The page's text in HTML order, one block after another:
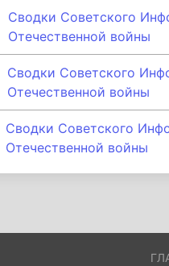
Сводки Советского
Отечественной войны
Сводки Советского
Отечественной войны
Сводки Советского
Отечественной войны